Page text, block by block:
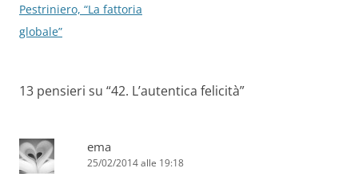
Pestriniero, “La fattoria
globale”
13 pensieri su “42. L’autentica felicità”
ema
25/02/2014 alle 19:18